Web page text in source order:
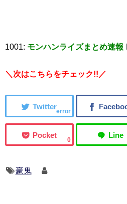
1001: モンハンライズまとめ速報
＼次はこちらをチェック!!／
error
0
豪鬼